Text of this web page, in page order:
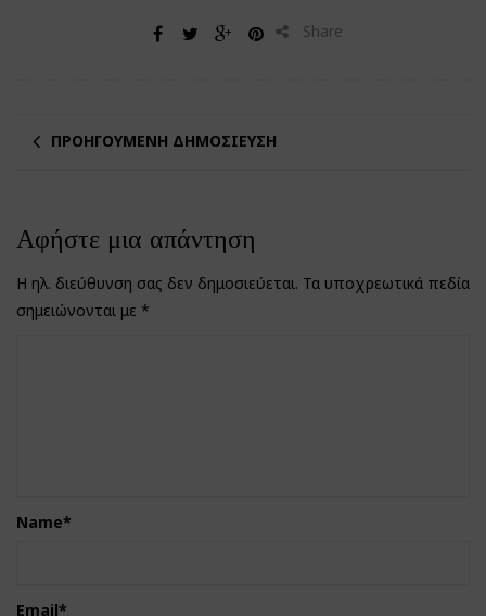
Share
ΠΡΟΗΓΟΎΜΕΝΗ ΔΗΜΟΣΊΕΥΣΗ
Αφήστε μια απάντηση
Η ηλ. διεύθυνση σας δεν δημοσιεύεται. Τα υποχρεωτικά πεδία
σημειώνονται με *
Name*
Email*